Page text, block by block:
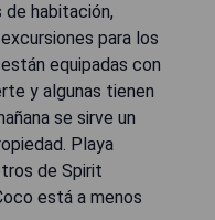
habitación,
para los
equipadas con
y algunas tienen
se sirve un
Playa
de Spirit
está a menos